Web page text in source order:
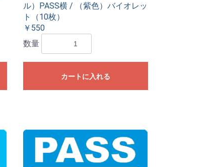
ル）PASS横 / （紫色）バイオレッ
ト（10枚）
￥550
数量
カートに入れる